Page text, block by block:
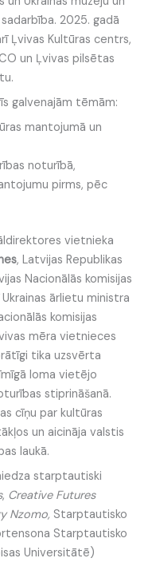
2025. gadā
Ļvivas Kultūras centrs,
un Ļvivas pilsētas
galvenajām tēmām:
mantojumā un
noturībā,
pirms, pēc
vietnieka
, Latvijas Republikas
Nacionālās komisijas
Ukrainas ārlietu ministra
komisijas
mēra vietnieces
tika uzsvērta
loma vietējo
stiprināšanā.
cīņu par kultūras
un aicināja valstis
laukā.
starptautiski
, Creative Futures
Nzomo, Starptautisko
Starptautisko
Universitātē)